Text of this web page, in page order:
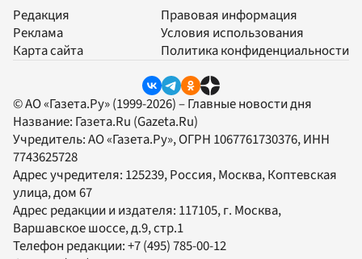
Редакция
Реклама
Карта сайта
Правовая информация
Условия использования
Политика конфиденциальности
© АО «Газета.Ру» (1999-2026) – Главные новости дня
Название: Газета.Ru (Gazeta.Ru)
Учредитель:АО «Газета.Ру», ОГРН 1067761730376, ИНН
7743625728
Адрес учредителя: 125239, Россия, Москва, Коптевская
улица, дом 67
Адрес редакции и издателя: 117105, г. Москва,
Варшавское шоссе, д.9, стр.1
Телефон редакции:+7 (495) 785-00-12